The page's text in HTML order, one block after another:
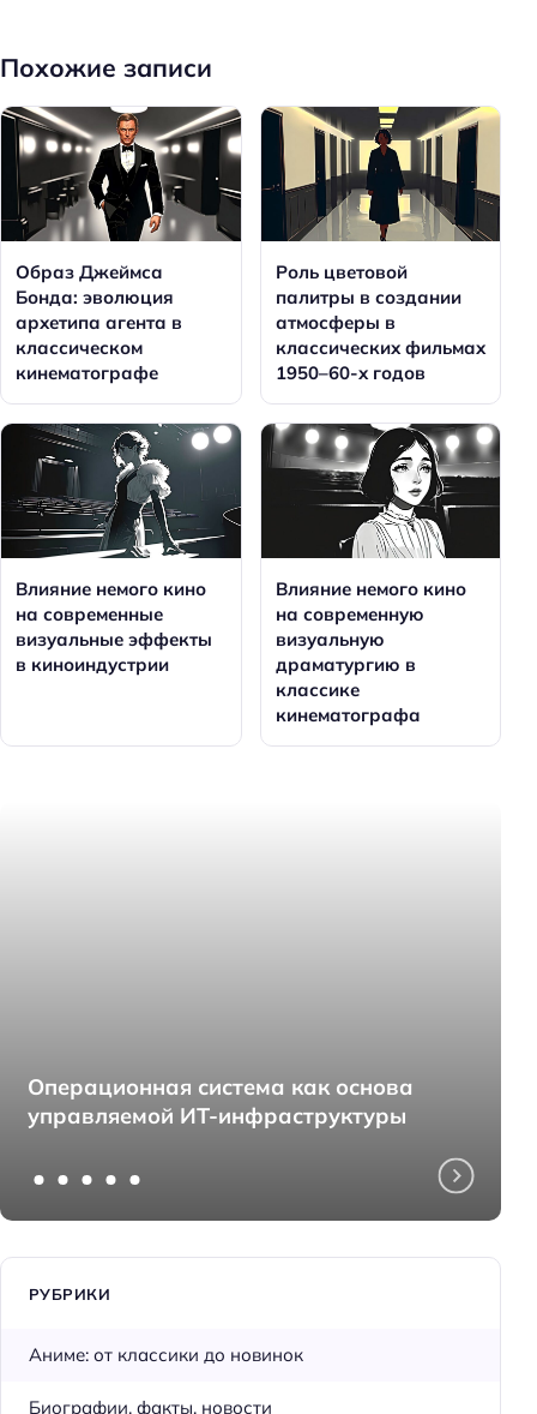
Похожие записи
Образ Джеймса
Бонда: эволюция
архетипа агента в
классическом
кинематографе
Роль цветовой
палитры в создании
атмосферы в
классических фильмах
1950–60-х годов
Влияние немого кино
на современные
визуальные эффекты
в киноиндустрии
Влияние немого кино
на современную
визуальную
драматургию в
классике
кинематографа
Операционная система как основа
управляемой ИТ-инфраструктуры
РУБРИКИ
Аниме: от классики до новинок
Биографии, факты, новости